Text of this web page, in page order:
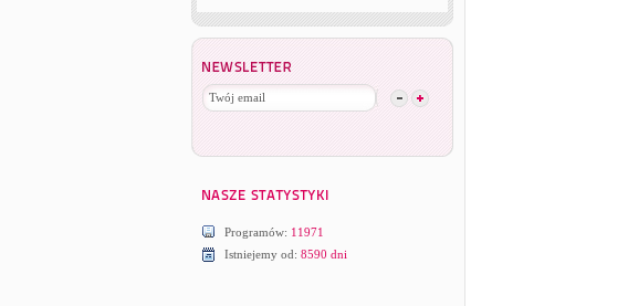
Programów: 11971
Istniejemy od: 8590 dni